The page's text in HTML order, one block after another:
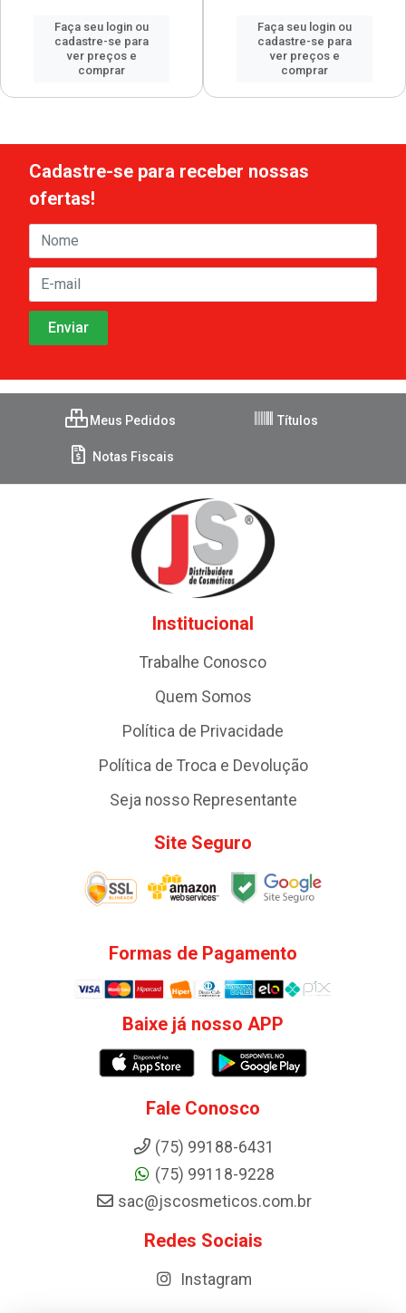
Faça seu login ou
cadastre-se para
ver preços e
comprar
Faça seu login ou
cadastre-se para
ver preços e
comprar
Cadastre-se para receber nossas
ofertas!
Meus Pedidos Títulos
Notas Fiscais
Institucional
Trabalhe Conosco
Quem Somos
Política de Privacidade
Política de Troca e Devolução
Seja nosso Representante
Site Seguro
Formas de Pagamento
Baixe já nosso APP
Fale Conosco
(75) 99188-6431
(75) 99118-9228
sac@jscosmeticos.com.br
Redes Sociais
Instagram